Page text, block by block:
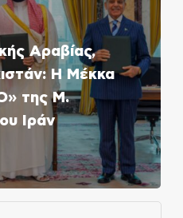
Αραβίας,
Η Μέκκα
της Μ.
Ιράν